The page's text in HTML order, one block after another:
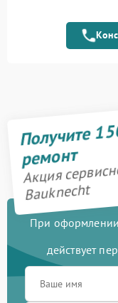
Ремонт модуля
управления
Получите
ремонт
Акция
Bauknecht
При оформлении
действует